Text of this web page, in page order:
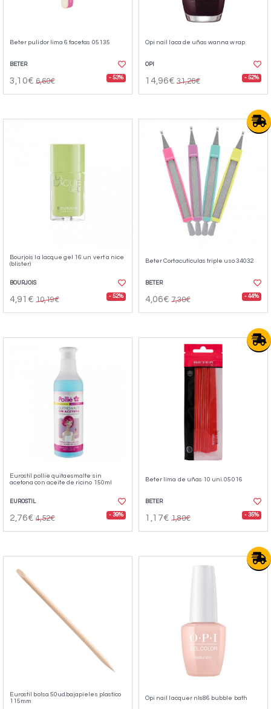
Beter pulidor lima 6 facetas 05135
BETER
3,10€ 6,60€ - 53%
Opi nail laca de uñas wanna wrap
OPI
14,96€ 31,26€ - 52%
Bourjois la lacque gel 16 un vert a nice
(blister)
BOURJOIS
4,91€ 10,19€ - 52%
Beter Cortacutículas triple uso 34032
BETER
4,06€ 7,30€ - 44%
Eurostil pollie quitaesmalte sin
acetona con aceite de ricino 150ml
EUROSTIL
2,76€ 4,52€ - 39%
Beter lima de uñas 10 uni. 05016
BETER
1,17€ 1,80€ - 35%
Eurostil bolsa 50ud.bajapieles plastico
115mm
Opi nail lacquer nls86 bubble bath